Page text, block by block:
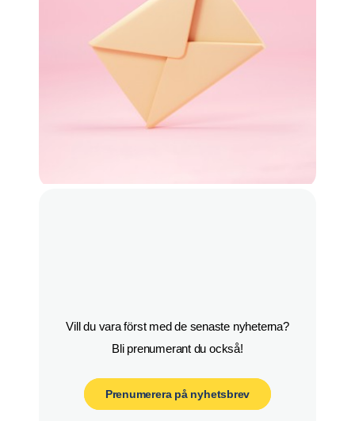
Vill du vara först med de senaste nyheterna?
Bli prenumerant du också!
Prenumerera på nyhetsbrev